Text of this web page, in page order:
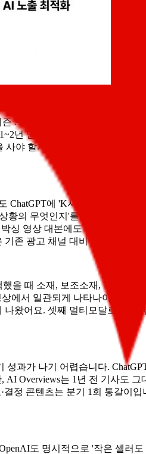
AI 트래픽이 전년 대비 520%
년 안에 채널 자체에서 보이지
야 할지' 답을 받으러 옵니다.
에 'K사' 이름은 한 번
황의 무엇인지'를 추출하지 못
싱 영상 대본에도 상품 속성을
존 광고 채널 대비 2.3배로 올라
을 때 소재, 보조소재, 무게, 색
에서 일관되게 나타나야 그래
왔어요. 셋째 멀티모달로, 구글
과가 나기 어렵습니다.
Overviews는 1년 전 기사도
정 콘텐츠는 분기 1회 통갈이
도 명시적으로 '작은 셀러